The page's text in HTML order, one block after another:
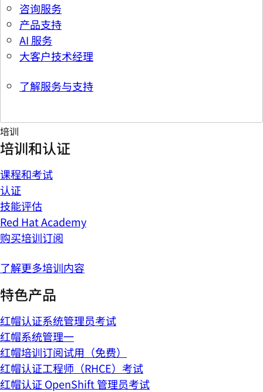
咨询服务
产品支持
AI 服务
大客户技术经理
了解服务与支持
培训
培训和认证
课程和考试
认证
技能评估
Red Hat Academy
购买培训订阅
了解更多培训内容
特色产品
红帽认证系统管理员考试
红帽系统管理一
红帽培训订阅试用（免费）
红帽认证工程师（RHCE）考试
红帽认证 OpenShift 管理员考试